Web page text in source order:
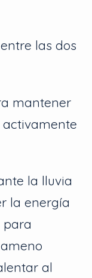
las dos
mantener
la lluvia
la energía
para
al